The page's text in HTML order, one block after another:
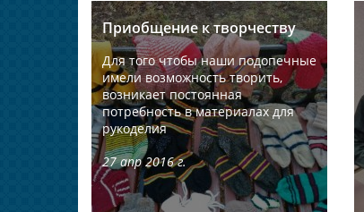
Приобщение к творчеству
Для того чтобы наши подопечные
имели возможность творить,
возникает постоянная
потребность в материалах для
рукоделия
27 апр 2016 г.